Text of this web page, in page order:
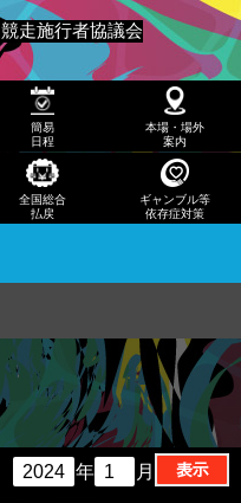
走施行者協議会
メニュー
発売
日程
日程
本
場・
当協
議会
につ
いて
簡易
日程
本場・場外
案内
全国総合
払戻
ギャンブル等
依存症対策
年 月